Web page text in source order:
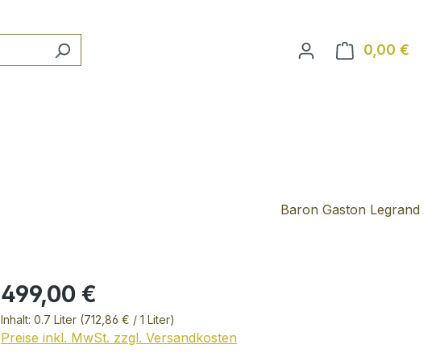
0,00 €
Baron Gaston Legrand
499,00 €
Inhalt: 0.7 Liter (712,86 € / 1 Liter)
Preise inkl. MwSt. zzgl. Versandkosten